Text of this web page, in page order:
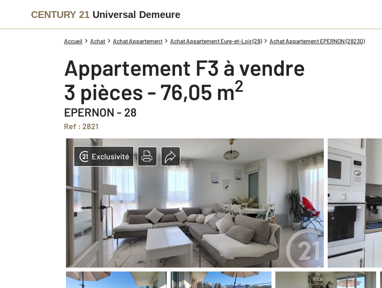
CENTURY 21 Universal Demeure
Accueil Achat Achat Appartement Achat Appartement Eure-et-Loir (28) Achat Appartement EPERNON (28230)
Appartement F3 à vendre
3 pièces - 76,05 m2
EPERNON - 28
Ref : 2821
Exclusivité